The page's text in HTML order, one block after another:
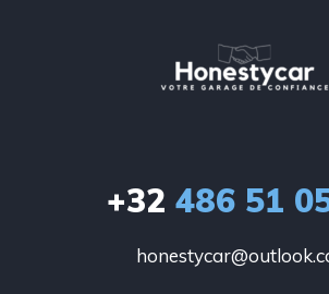
+32 486 51